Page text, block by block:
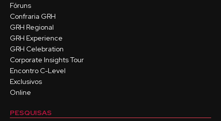
Fóruns
Confraria GRH
GRH Regional
GRH Experience
GRH Celebration
Corporate Insights Tour
Encontro C-Level
Exclusivos
Online
PESQUISAS